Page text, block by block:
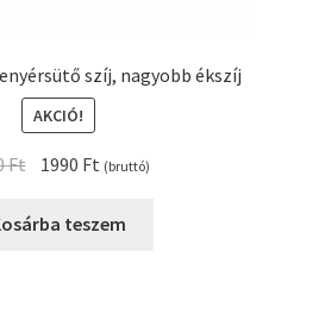
szíj, nagyobb ékszíj
AKCIÓ!
Ft Original
was:
1990 Ft Current
is:
(bruttó)
teszem